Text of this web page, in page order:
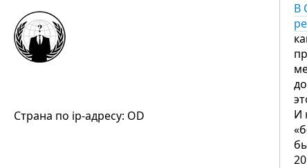
Страна по ip-адресу: OD
В
И